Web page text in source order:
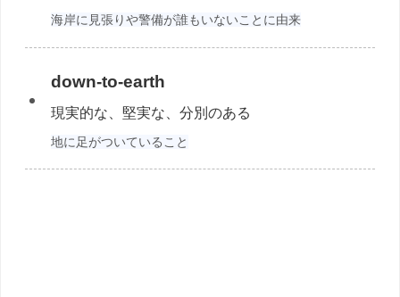
海岸に見張りや警備が誰もいないことに由来
down-to-earth
現実的な、堅実な、分別のある
地に足がついていること